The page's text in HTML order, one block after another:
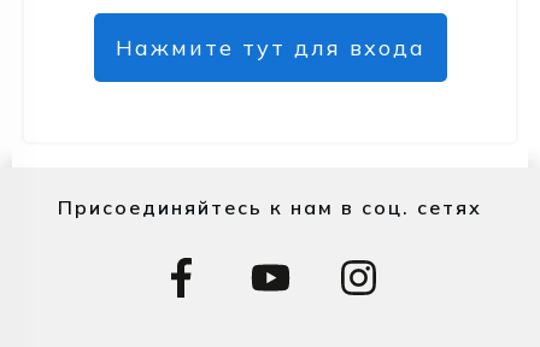
Нажмите тут для входа
Присоединяйтесь к нам в соц. сетях